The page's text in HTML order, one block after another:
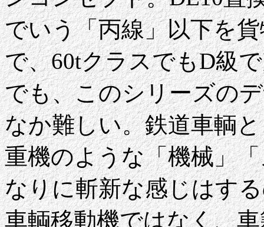
でいう「丙線」以下を
で、60tクラスでもD級
でも、このシリーズの
なか難しい。鉄道車輌
重機のような「機械」
なりに斬新な感じはす
車輌移動機ではなく、